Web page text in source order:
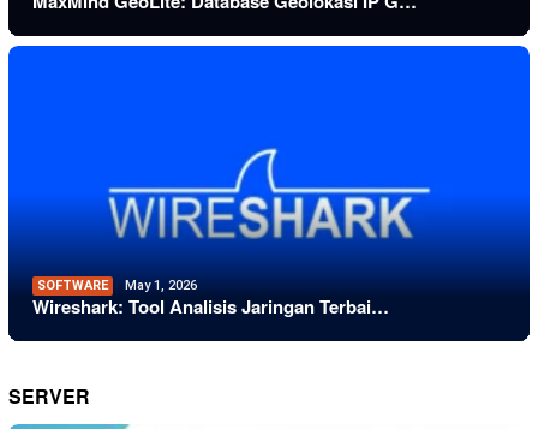
SOFTWARE May 1, 2026
Wireshark: Tool Analisis Jaringan Terbai…
SERVER